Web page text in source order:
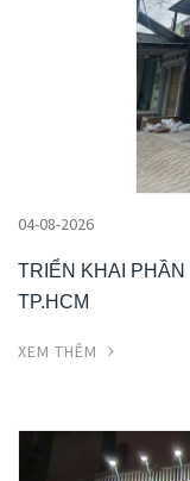
04-08-2026
TRIỂN KHAI PHẦN
TP.HCM
XEM THÊM